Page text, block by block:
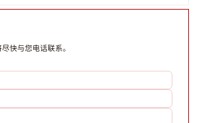
略决策，旨在让办公
快与您电话联系。